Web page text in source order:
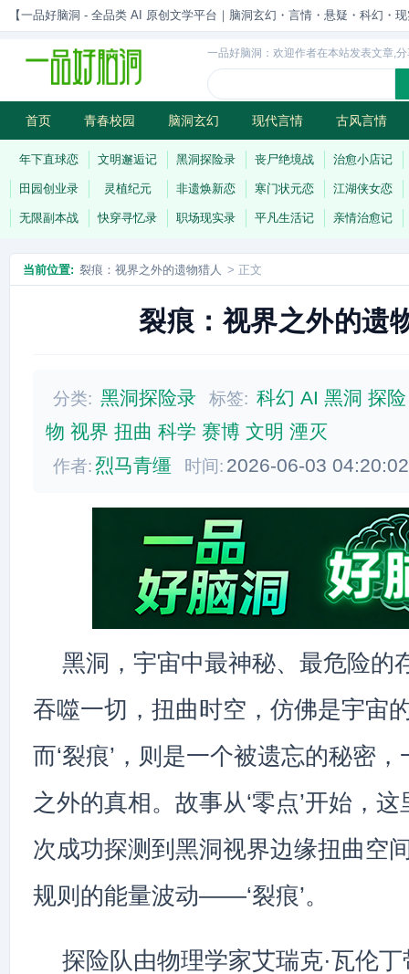
【一品好脑洞 - 全品类 AI 原创文学平台｜脑洞玄幻・言情・悬疑・科幻・
一品好脑洞：欢迎作者在本站发表文章,
首页 青春校园 脑洞玄幻 现代言情 古风言情
历史权谋 武侠江湖 灵异志怪 连载
年下直球恋 文明邂逅记 黑洞探险录 丧尸绝境战 治愈小店记
田园创业录 灵植纪元 非遗焕新恋 寒门状元恋 江湖侠女恋
无限副本战 快穿寻忆录 职场现实录 平凡生活记 亲情治愈记
当前位置: 裂痕：视界之外的遗物猎人 > 正文
裂痕：视界之外的遗
分类: 黑洞探险录 标签: 科幻 AI 黑洞 探险
物 视界 扭曲 科学 赛博 文明 湮灭
作者:烈马青缰 时间: 2026-06-03
黑洞，宇宙中最神秘、最危险的
吞噬一切，扭曲时空，仿佛是宇宙
而‘裂痕’，则是一个被遗忘的秘密
之外的真相。故事从‘零点’开始，这
次成功探测到黑洞视界边缘扭曲空
规则的能量波动——‘裂痕’。
探险队由物理学家艾瑞克·瓦伦